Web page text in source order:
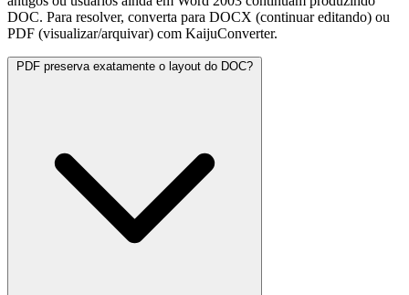
DOC. Para resolver, converta para DOCX (continuar editando) ou
PDF (visualizar/arquivar) com KaijuConverter.
PDF preserva exatamente o layout do DOC?